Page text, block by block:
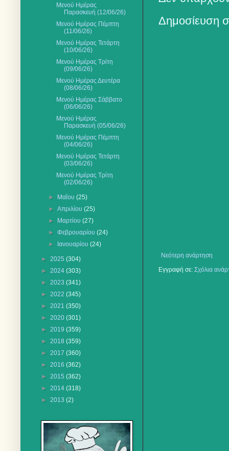
Δημοσίευση
Νεότερη ανάρτηση
Εγγραφή σε: Σχόλια
Μενού Ημέρας
Παρασκευή (12/06/26)
Μενού Ημέρας Πέμπτη
(11/06/26)
Μενού Ημέρας Τετάρτη
(10/06/26)
Μενού Ημέρας Τρίτη
(09/06/26)
Μενού Ημέρας Δευτέρα
(08/06/26)
Μενού Ημέρας Σάββατο
(06/06/26)
Mενού Ημέρας
Παρασκευή (05/06/26)
Μενού Ημέρας Πέμπτη
(04/06/26)
Μενού Ημέρας Τετάρτη
(03/06/26)
Μενού Ημέρας Τρίτη
(02/06/26)
► Μαΐου(25)
►Απριλίου(25)
►
Μαρτίου(27)
►Φεβρουαρίου(24)
►
Ιανουαρίου(24)
► 2025 (304)
► 2024 (303)
► 2023 (341)
► 2022 (345)
► 2021 (350)
► 2020 (301)
► 2019 (359)
► 2018 (359)
► 2017 (360)
► 2016 (362)
► 2015 (362)
► 2014 (318)
► 2013 (2)